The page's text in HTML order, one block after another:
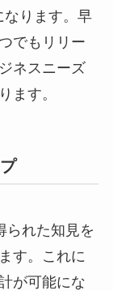
なります。早
でもリリー
ネスニーズ
ます。
られた知見を
す。これに
が可能にな